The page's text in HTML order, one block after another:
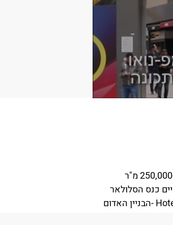
מתחם העסקים של הוספיטלט הוקם בשנת 2010 ונחשב לאחד הגדולים והמתקדמים באירופה. אזור המסחר מורכב מ-250,000 מ"ר
כנס הסלולאר
העולמי המפורסם ונערכות בו מאות תערוכות וכנסים במהלך כל השנה. במרכזו של המתחם מתנשא מלון Hotel Porta Fira -הבניין האדום